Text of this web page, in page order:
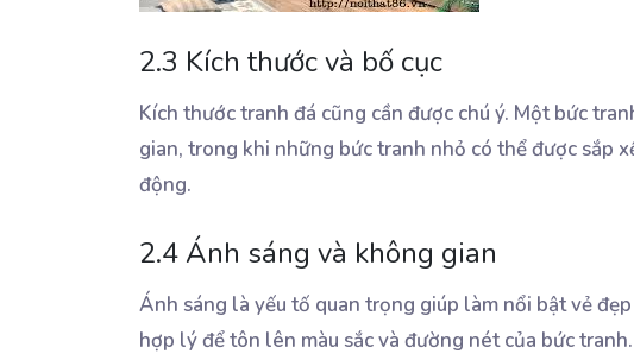
2.3 Kích thước và bố cục
Kích thước tranh đá cũng cần được chú ý. Một bức
gian, trong khi những bức tranh nhỏ có thể được sắp
động.
2.4 Ánh sáng và không gian
Ánh sáng là yếu tố quan trọng giúp làm nổi bật vẻ
hợp lý để tôn lên màu sắc và đường nét của bức